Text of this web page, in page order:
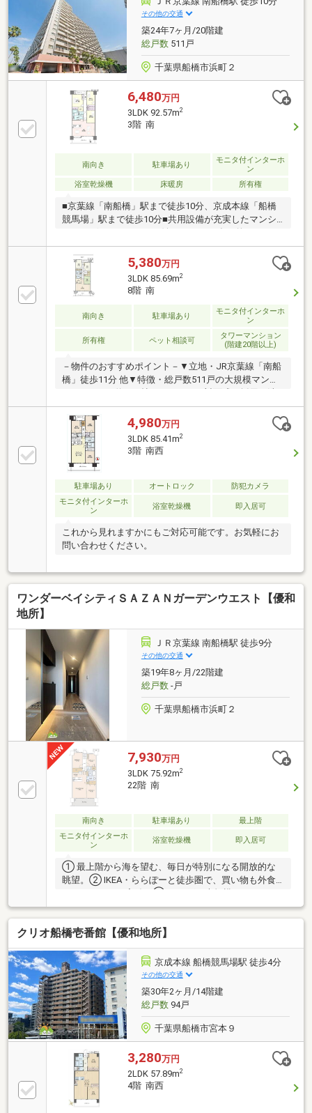
面・トイレ）・クロス(全室)、建具(全部)、下足入れ、
照明器具設置、エアコン1基、・カーテンレール、レ
ースカーテン、網戸張替え、・クリーニング他
その他の交通
築24年7ヶ月/20階建
総戸数511戸
千葉県船橋市浜町２
6,480万円
3LDK 92.57m2
3階 南
南向き 駐車場あり
モニタ付インターホ
ン
浴室乾燥機
床暖房 所有権
■京葉線「南船橋」駅まで徒歩10分、京成本線「船橋
競馬場」駅まで徒歩10分■共用設備が充実したマンシ
（1時間300円）・音響ルーム・ミニシアター（1時間
100円）・キッズルーム（10時～18時／無料）■徒歩5
分圏内にスーパーやショッピングモールがあり、住環
境良好■「ペット飼育可」のマンション※飼育細則有■
不在時でも荷物の受け取りが可能な宅配ボックス付
■24時間ゴミ出し可能■TES式床暖房設置で、冬でも快
適にお過ごしいただけます（LD）■令和8年8月 新規リ
ノベーション完成予定 ・システムキッチン交換・洗面
5,380万円
3LDK 85.69m2
8階 南
南向き 駐車場あり
モニタ付インターホ
ン
所有権 ペット相談可
タワーマンション
(階建20階以上)
－物件のおすすめポイント－▼立地・JR京葉線「南船
橋」徒歩11分 他▼特徴・総戸数511戸の大規模マンシ
面室はキッチンと廊下の2WAY、家事動線良好・WIC
等、各洋室・和室・廊下に収納有・約1.1帖のマルチス
ペース有・ゲストルーム等の共用施設(一部有償)・宅
配便サービス等のフロントサービス・ペット飼育可(細
則有)・24時間ゴミ出し可【２０２２年１月実施】・デ
ィスポーザー交換【２０２４年１１月実施】・食器洗
浄乾燥機交換▼周辺環境・ららぽーとTOKYO-BAY 徒歩
2分(約130m)
4,980万円
3LDK 85.41m2
3階 南西
駐車場あり オートロック
防犯カメラ
モニタ付インターホ
ン
浴室乾燥機 即入居可
これから見れますかにもご対応可能です。お気軽にお
問い合わせください。
ワンダーベイシティＳＡＺＡＮガーデンウエスト【優和
地所】
ＪＲ京葉線 南船橋駅 徒歩9分
その他の交通
築19年8ヶ月/22階建
総戸数-戸
千葉県船橋市浜町２
7,930万円
3LDK 75.92m2
22階 南
南向き 駐車場あり
最上階
モニタ付インターホ
ン
浴室乾燥機 即入居可
① 最上階から海を望む、毎日が特別になる開放的な
眺望。② IKEA・ららぽーと徒歩圏で、買い物も外食
×24時間セキュリティで安心の暮らし。④ WIC2つで
収納ゆとり、家中がすっきり片付く住まい。⑤ ペッ
ト2匹までOK、家族みんなでのびのび暮らせる環境。
クリオ船橋壱番館【優和地所】
京成本線 船橋競馬場駅 徒歩4分
その他の交通
築30年2ヶ月/14階建
総戸数94戸
千葉県船橋市宮本９
3,280万円
2LDK 57.89m2
4階 南西